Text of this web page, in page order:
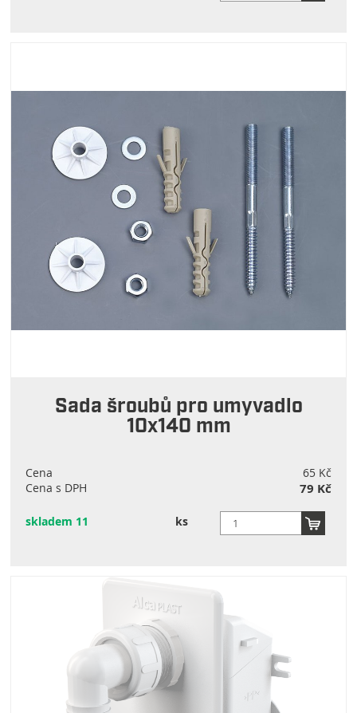
Sada šroubů pro umyvadlo
10x140 mm
Cena
65 Kč
Cena s DPH
79 Kč
skladem 11 ks